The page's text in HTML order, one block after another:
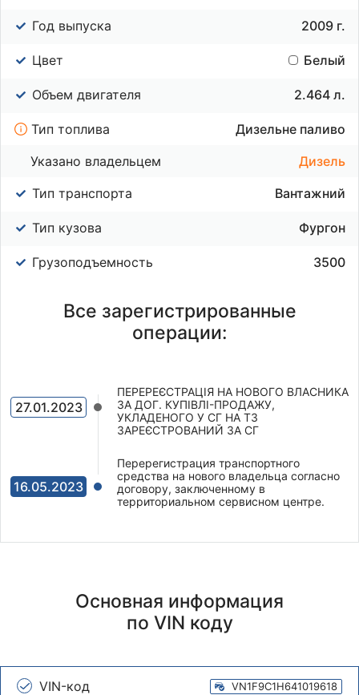
Год выпуска 2009 г.
Цвет Белый
Объем двигателя 2.464 л.
Тип топлива
Дизельне паливо
Указано владельцем
Дизель
Тип транспорта
Вантажний
Тип кузова Фургон
Грузоподъемность 3500
Все зарегистрированные
операции:
27.01.2023
ПЕРЕРЕЄСТРАЦІЯ НА НОВОГО ВЛАСНИКА
ЗА ДОГ. КУПІВЛІ-ПРОДАЖУ,
УКЛАДЕНОГО У СГ НА ТЗ
ЗАРЕЄСТРОВАНИЙ ЗА СГ
16.05.2023
Перерегистрация транспортного
средства на нового владельца согласно
договору, заключенному в
территориальном сервисном центре.
Основная информация
по VIN коду
VIN-код VN1F9C1H641019618